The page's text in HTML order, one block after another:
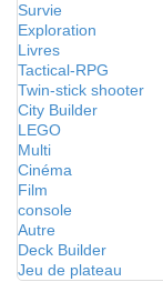
Survie
Exploration
Livres
Tactical-RPG
Twin-stick shooter
City Builder
LEGO
Multi
Cinéma
Film
console
Autre
Deck Builder
Jeu de plateau